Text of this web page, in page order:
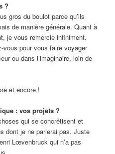
?
gros du boulot parce qu’ils
de manière générale. Quant à
je vous remercie infiniment.
vous pour vous faire voyager
ou dans l’imaginaire, loin de
et encore !
: vos projets ?
qui se concrétisent et
dont je ne parlerai pas. Juste
Lœvenbruck qui n’a pas